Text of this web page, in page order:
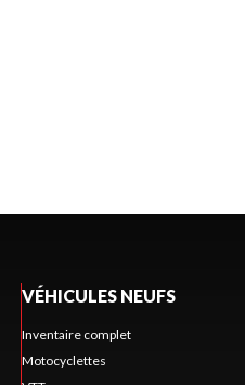
VÉHICULES NEUFS
Inventaire complet
Motocyclettes